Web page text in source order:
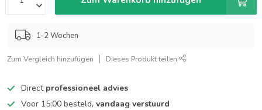
1-2 Wochen
Zum Vergleich hinzufügen Dieses Produkt teilen
Direct professioneel advies
Voor 15:00 besteld, vandaag verstuurd